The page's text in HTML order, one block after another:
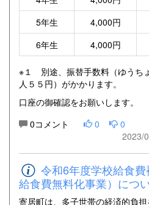
5年生
4,000円
6年生
4,000円
※１ 別途、振替手数料（ゆう
人５５円）がかかります。
口座の御確認をお願いします。
0コメント
0
0
2023/
令和6年度学校給食
給食費無料化事業）につ
寄居町は、多子世帯の経済的負